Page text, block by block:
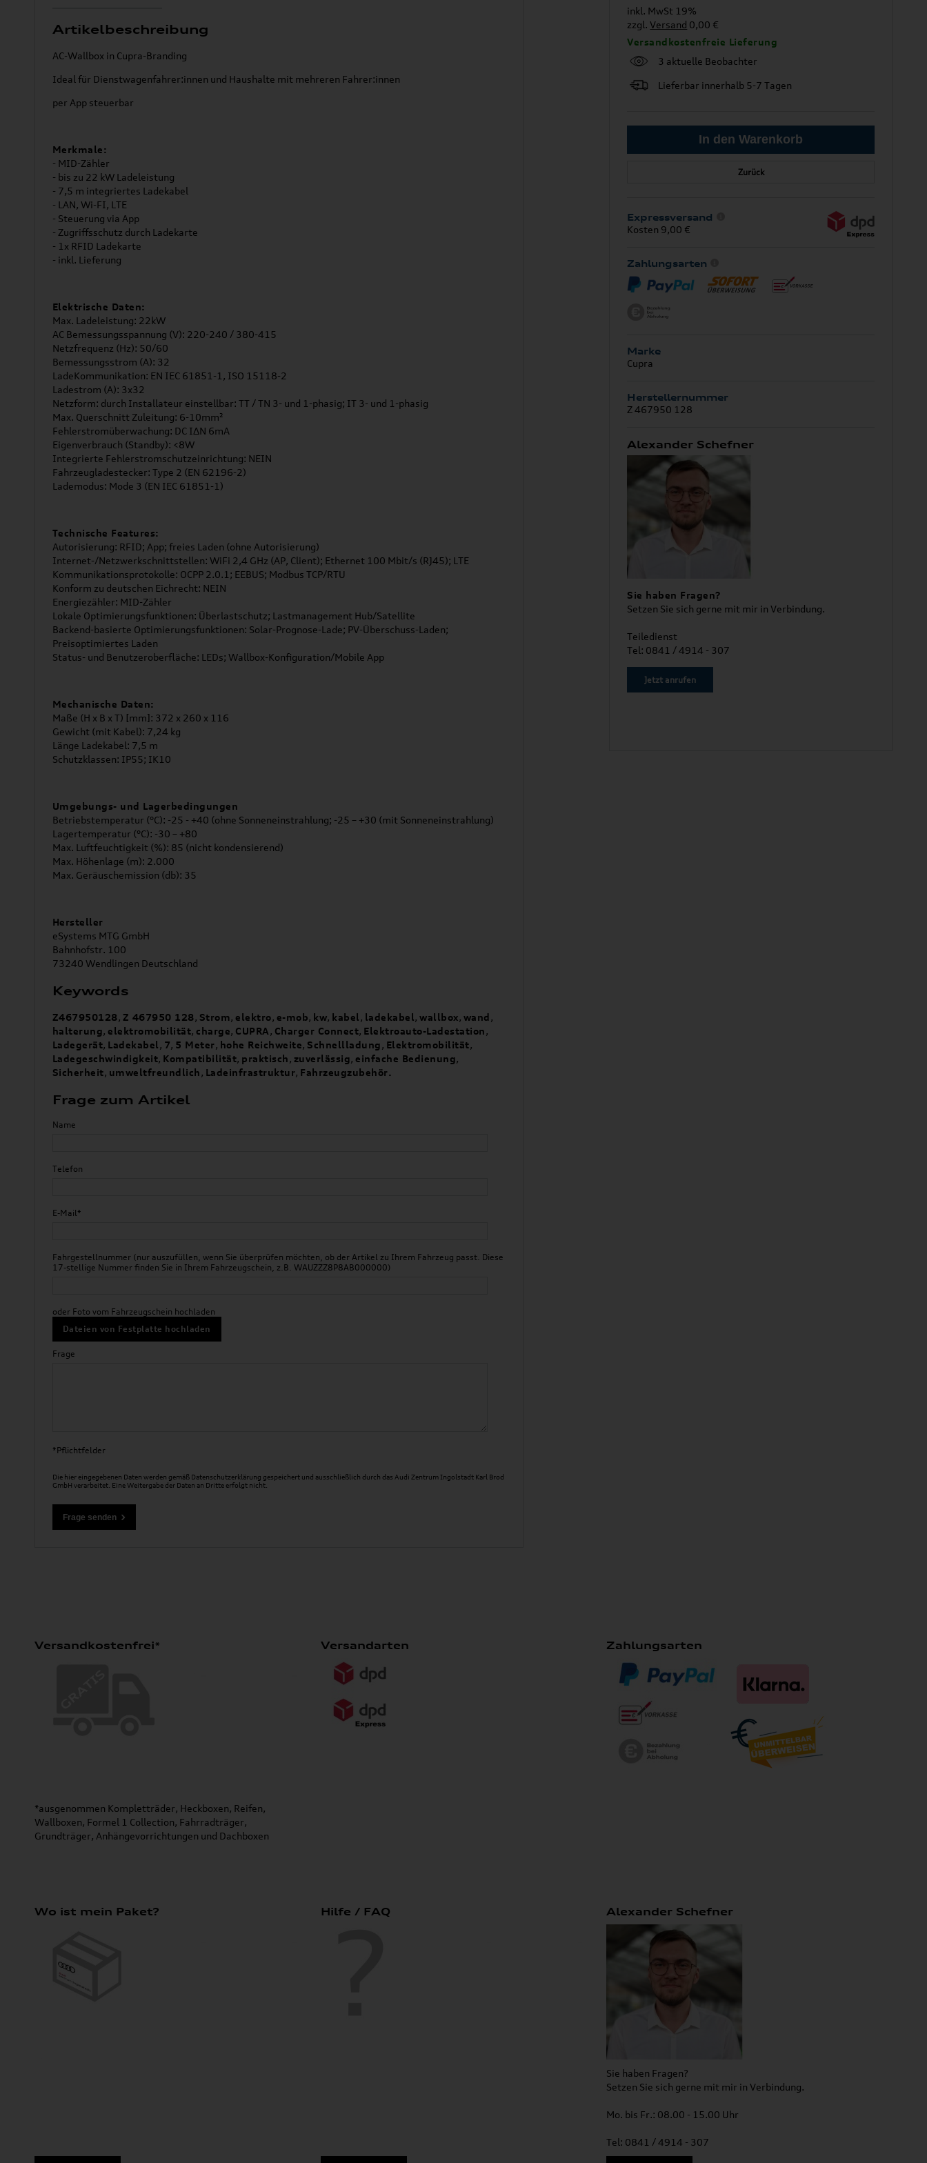
Artikelbeschreibung
AC-Wallbox in Cupra-Branding
Ideal für Dienstwagenfahrer:innen und Haushalte mit mehreren Fahrer:innen
per App steuerbar
Merkmale:
- MID-Zähler
- bis zu 22 kW Ladeleistung
- 7,5 m integriertes Ladekabel
- LAN, Wi-FI, LTE
- Steuerung via App
- Zugriffsschutz durch Ladekarte
- 1x RFID Ladekarte
- inkl. Lieferung
Elektrische Daten:
Max. Ladeleistung: 22kW
AC Bemessungsspannung (V): 220-240 / 380-415
Netzfrequenz (Hz): 50/60
Bemessungsstrom (A): 32
LadeKommunikation: EN IEC 61851-1, ISO 15118-2
Ladestrom (A): 3x32
Netzform: durch Installateur einstellbar: TT / TN 3- und 1-phasig; IT 3- und 1-phasig
Max. Querschnitt Zuleitung: 6-10mm²
Fehlerstromüberwachung: DC IΔN 6mA
Eigenverbrauch (Standby): <8W
Integrierte Fehlerstromschutzeinrichtung: NEIN
Fahrzeugladestecker: Type 2 (EN 62196-2)
Lademodus: Mode 3 (EN IEC 61851-1)
Technische Features:
Autorisierung: RFID; App; freies Laden (ohne Autorisierung)
Internet-/Netzwerkschnittstellen: WiFi 2,4 GHz (AP, Client); Ethernet 100 Mbit/s (RJ45); LTE
Kommunikationsprotokolle: OCPP 2.0.1; EEBUS; Modbus TCP/RTU
Konform zu deutschen Eichrecht: NEIN
Energiezähler: MID-Zähler
Lokale Optimierungsfunktionen: Überlastschutz; Lastmanagement Hub/Satellite
Backend-basierte Optimierungsfunktionen: Solar-Prognose-Lade; PV-Überschuss-Laden;
Preisoptimiertes Laden
Status- und Benutzeroberfläche: LEDs; Wallbox-Konfiguration/Mobile App
Mechanische Daten:
Maße (H x B x T) [mm]: 372 x 260 x 116
Gewicht (mit Kabel): 7,24 kg
Länge Ladekabel: 7,5 m
Schutzklassen: IP55; IK10
Umgebungs- und Lagerbedingungen
Betriebstemperatur (°C): -25 - +40 (ohne Sonneneinstrahlung; -25 – +30 (mit Sonneneinstrahlung)
Lagertemperatur (°C): -30 – +80
Max. Luftfeuchtigkeit (%): 85 (nicht kondensierend)
Max. Höhenlage (m): 2.000
Max. Geräuschemission (db): 35
Hersteller
eSystems MTG GmbH
Bahnhofstr. 100
73240 Wendlingen Deutschland
Keywords
Z467950128, Z 467950 128, Strom, elektro, e-mob, kw, kabel, ladekabel,wallbox, wand,
halterung, elektromobilität, charge, CUPRA, Charger Connect, Elektroauto-Ladestation,
Ladegerät, Ladekabel, 7, 5 Meter, hohe Reichweite, Schnellladung, Elektromobilität,
Ladegeschwindigkeit, Kompatibilität, praktisch, zuverlässig, einfache Bedienung,
Sicherheit, umweltfreundlich, Ladeinfrastruktur, Fahrzeugzubehör.
Frage zum Artikel
Name
Telefon
E-Mail*
Fahrgestellnummer (nur auszufüllen, wenn Sie überprüfen möchten, ob der Artikel zu Ihrem Fahrzeug passt. Diese
17-stellige Nummer finden Sie in Ihrem Fahrzeugschein, z.B. WAUZZZ8P8AB000000)
oder Foto vom Fahrzeugschein hochladen
Dateien von Festplatte hochladen
Frage
*Pflichtfelder
Die hier eingegebenen Daten werden gemäß Datenschutzerklärung gespeichert und ausschließlich durch das Audi Zentrum Ingolstadt Karl Brod
GmbH verarbeitet. Eine Weitergabe der Daten an Dritte erfolgt nicht.
inkl. MwSt 19%
zzgl.Versand 0,00 €
Versandkostenfreie Lieferung
3 aktuelle Beobachter
Lieferbar innerhalb 5-7 Tagen
Zurück
Expressversand
Kosten 9,00 €
Zahlungsarten
Marke
Cupra
Herstellernummer
Z 467950 128
Alexander Schefner
Sie haben Fragen?
Setzen Sie sich gerne mit mir in Verbindung.
Teiledienst
Tel: 0841 / 4914 - 307
Jetzt anrufen
Versandkostenfrei*
*ausgenommen Kompletträder, Heckboxen, Reifen,
Wallboxen, Formel 1 Collection, Fahrradträger,
Grundträger, Anhängevorrichtungen und Dachboxen
Versandarten Zahlungsarten
Wo ist mein Paket? Hilfe / FAQ Alexander Schefner
Sie haben Fragen?
Setzen Sie sich gerne mit mir in Verbindung.
Mo. bis Fr.: 08.00 - 15.00 Uhr
Tel: 0841 / 4914 - 307